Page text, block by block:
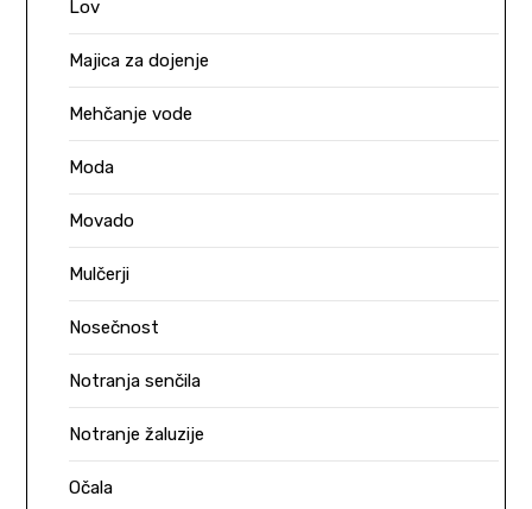
Lov
Majica za dojenje
Mehčanje vode
Moda
Movado
Mulčerji
Nosečnost
Notranja senčila
Notranje žaluzije
Očala